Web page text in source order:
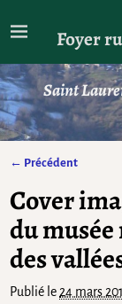
Foyer
Saint
← Précédent
Cover
du
des
Publié le 24 mars